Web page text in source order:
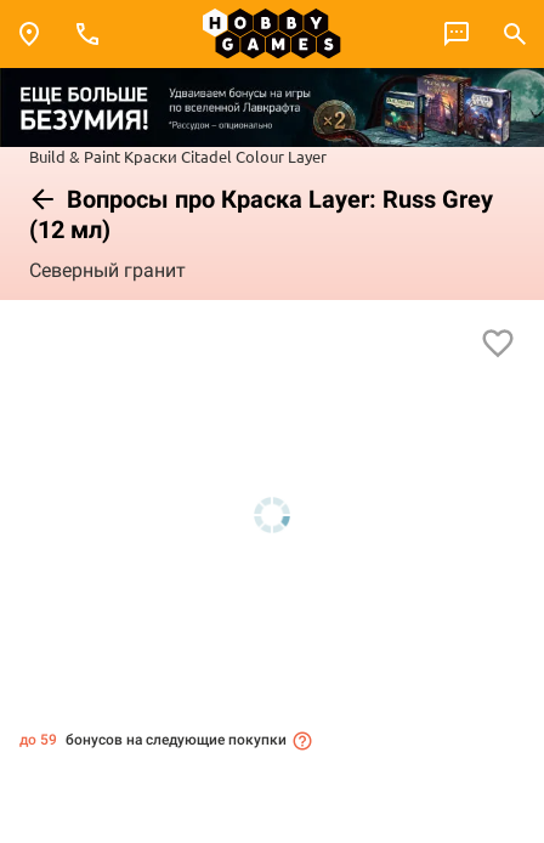
Build & Paint Краски Citadel Colour Layer
Вопросы про Краска Layer: Russ Grey
(12 мл)
Северный гранит
до 59 бонусов на следующие покупки